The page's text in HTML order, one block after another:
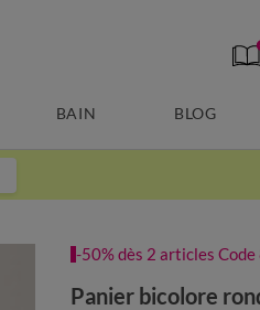
BAIN BLOG
-50% dès 2 articles
Panier bicolore